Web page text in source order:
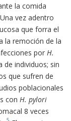
la comida
Una vez adentro
que forra el
la remoción de la
por H.
de individuos; sin
que sufren de
poblacionales
con H. pylori
8 veces